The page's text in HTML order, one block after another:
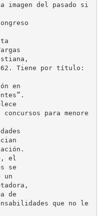
imagen del pasado si
Tiene por título:
en
para menore
el
se
un
de
que no le